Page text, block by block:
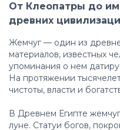
От Клеопатры до
древних
Жемчуг — один из
материалов, известных
упоминания о нем
На протяжении
чистоты, власти и
В Древнем Египте
луне. Статуи богов,